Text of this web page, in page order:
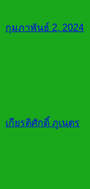
กุมภาพันธ์ 2, 2024
เกียรติศักดิ์ ภูเนตร